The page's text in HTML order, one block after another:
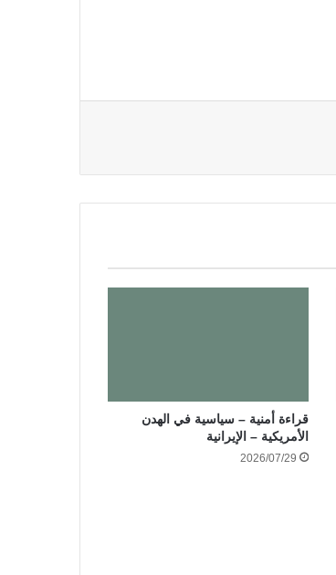
قراءة أمنية – سياسية في الهدن
الأمريكية – الإيرانية
2026/07/29